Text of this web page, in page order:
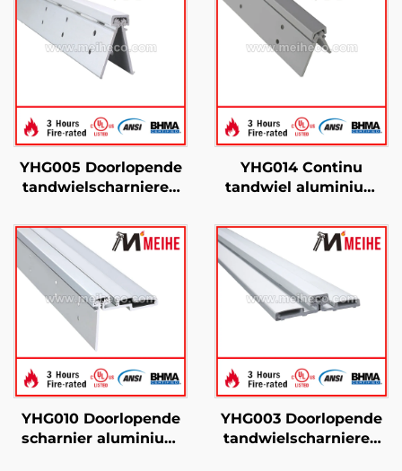
YHG005 Doorlopende
tandwielscharnieren
YHG014 Continu
tandwiel aluminium
bladscharnier
YHG010 Doorlopende
scharnier aluminium
YHG003 Doorlopende
tandwielscharnieren